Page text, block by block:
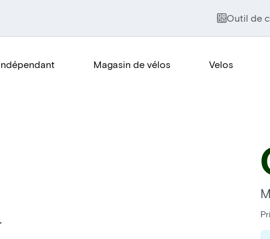
Outil de
Magasin de vélos Velos